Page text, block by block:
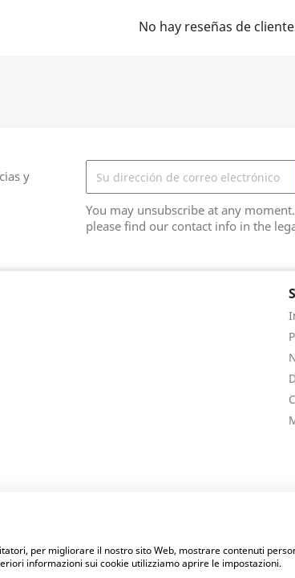
el contenido y los anuncios, ofrecer funciones
sociales, publicidad y análisis web, quienes pueden
No hay reseñas de
y
You may unsubscribe at any
please find our contact info in the
� 2026 - Ecommerce
per migliorare il nostro sito Web, mostrare contenuti
informazioni sui cookie utilizziamo aprire le impostazioni.